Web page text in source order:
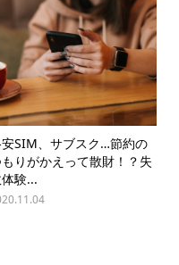
SIM、サブスク…節約の
りがかえって散財！？失
験...